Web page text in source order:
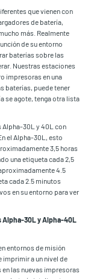
que vienen con
de batería,
más. Realmente
de su entorno
baterías sobre las
Nuestras estaciones
impresoras en una
baterías, puede tener
se agote, tenga otra lista
Alpha-30L y 40L con
el Alpha-30L, esto
3,5 horas
una etiqueta cada 2,5
4.5
cada 2.5 minutos
en su entorno para ver
Alpha-30L y Alpha-40L
entornos de misión
imprimir a un nivel de
las nuevas impresoras